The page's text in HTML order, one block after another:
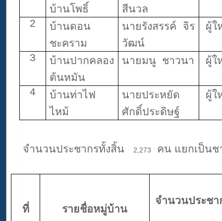
บ้านโพธิ์
สีนวล
2
บ้านดอน
ชะคราม
นายรังสรรค์ จิร
วัฒน์
ผู้ใ
3
บ้านปากคลอง
ต้นหมัน
นายมนู ชาวนา ผู้ใ
4
บ้านท่าไฟ
ไหม้
นายประหยัด
ศักดิ์ประดิษฐ์
ผู้ใ
จำนวนประชากรทั้งสิ้น 2,273 คน แยกเป็น
ที่ รายชื่อหมู่บ้าน
จำนวนประชา